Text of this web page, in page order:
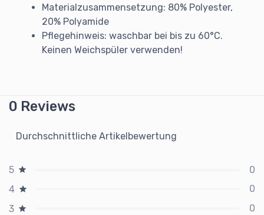
Materialzusammensetzung: 80% Polyester,
20% Polyamide
Pflegehinweis: waschbar bei bis zu 60°C.
Keinen Weichspüler verwenden!
0 Reviews
Durchschnittliche Artikelbewertung
5
0
4
0
3
0